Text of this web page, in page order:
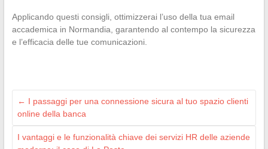
Applicando questi consigli, ottimizzerai l’uso della tua email
accademica in Normandia, garantendo al contempo la sicurezza
e l’efficacia delle tue comunicazioni.
← I passaggi per una connessione sicura al tuo spazio clienti
online della banca
I vantaggi e le funzionalità chiave dei servizi HR delle aziende